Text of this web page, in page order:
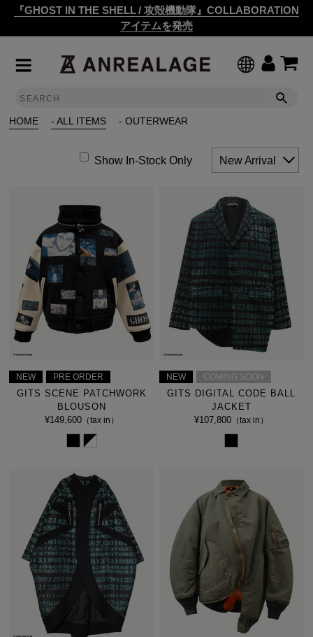
『GHOST IN THE SHELL / 攻殻機動隊』COLLABORATION
アイテムを発売
HOME - ALL ITEMS - OUTERWEAR
Show In-Stock Only New Arrival
NEW PRE ORDER
GITS SCENE PATCHWORK
BLOUSON
¥149,600（tax in）
NEW COMING SOON
GITS DIGITAL CODE BALL
JACKET
¥107,800 （tax in）